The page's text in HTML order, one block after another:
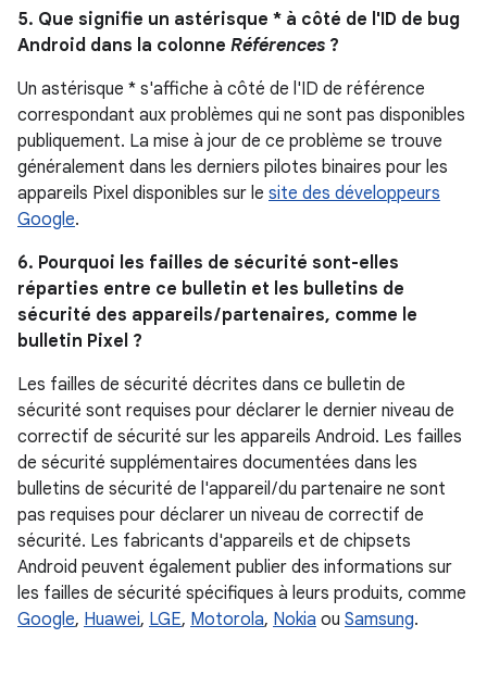
5. Que signifie un astérisque * à côté de l'ID de bug
Android dans la colonne Références ?
Un astérisque * s'affiche à côté de l'ID de référence
correspondant aux problèmes qui ne sont pas disponibles
publiquement. La mise à jour de ce problème se trouve
généralement dans les derniers pilotes binaires pour les
appareils Pixel disponibles sur le site des développeurs
Google.
6. Pourquoi les failles de sécurité sont-elles
réparties entre ce bulletin et les bulletins de
sécurité des appareils / partenaires, comme le
bulletin Pixel ?
Les failles de sécurité décrites dans ce bulletin de
sécurité sont requises pour déclarer le dernier niveau de
correctif de sécurité sur les appareils Android. Les failles
de sécurité supplémentaires documentées dans les
bulletins de sécurité de l'appareil / du partenaire ne sont
pas requises pour déclarer un niveau de correctif de
sécurité. Les fabricants d'appareils et de chipsets
Android peuvent également publier des informations sur
les failles de sécurité spécifiques à leurs produits, comme
Google, Huawei, LGE, Motorola, Nokia ou Samsung.